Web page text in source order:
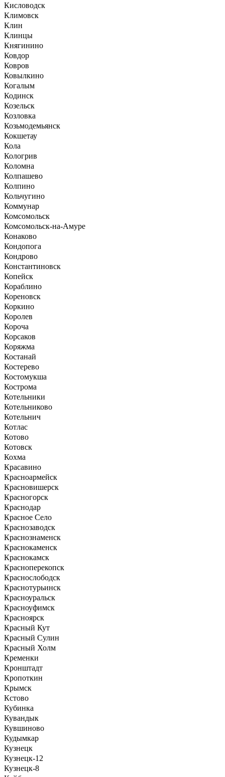
Кисловодск
Климовск
Клин
Клинцы
Княгинино
Ковдор
Ковров
Ковылкино
Когалым
Кодинск
Козельск
Козловка
Козьмодемьянск
Кокшетау
Кола
Кологрив
Коломна
Колпашево
Колпино
Кольчугино
Коммунар
Комсомольск
Комсомольск-на-Амуре
Конаково
Кондопога
Кондрово
Константиновск
Копейск
Кораблино
Кореновск
Коркино
Королев
Короча
Корсаков
Коряжма
Костанай
Костерево
Костомукша
Кострома
Котельники
Котельниково
Котельнич
Котлас
Котово
Котовск
Кохма
Красавино
Красноармейск
Красновишерск
Красногорск
Краснодар
Красное Село
Краснозаводск
Краснознаменск
Краснокаменск
Краснокамск
Красноперекопск
Краснослободск
Краснотурьинск
Красноуральск
Красноуфимск
Красноярск
Красный Кут
Красный Сулин
Красный Холм
Кременки
Кронштадт
Кропоткин
Крымск
Кстово
Кубинка
Кувандык
Кувшиново
Кудымкар
Кузнецк
Кузнецк-12
Кузнецк-8